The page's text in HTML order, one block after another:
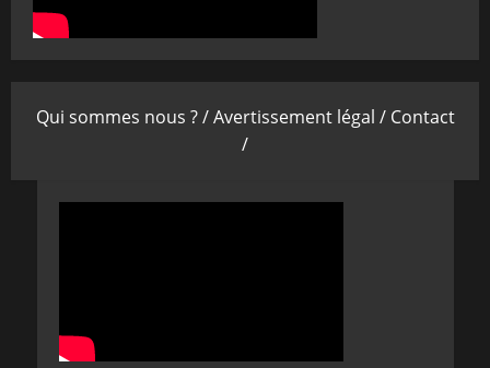
Qui sommes nous ? /Avertissement légal / Contact
/